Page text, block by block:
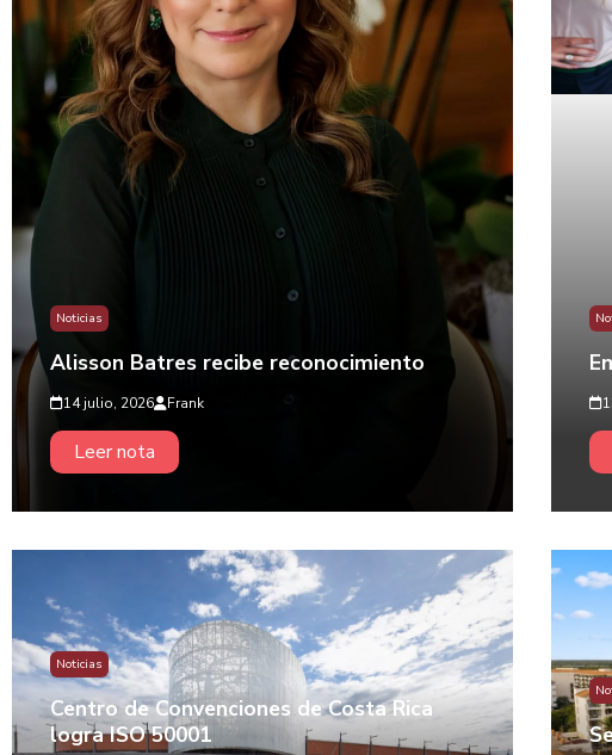
Noticias
Alisson Batres recibe reconocimiento
14 julio, 2026 Frank
Leer nota
Noticias
Centro de Convenciones de Costa Rica
logra ISO 50001